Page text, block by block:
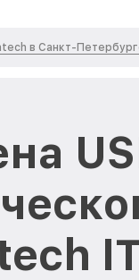
в Санкт-